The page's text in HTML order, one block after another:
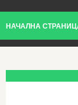
НАЧАЛНА